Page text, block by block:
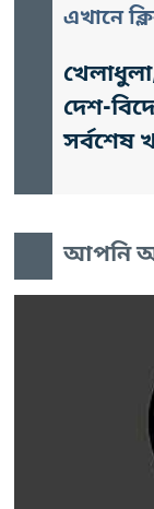
এখানে
দেশ-
সর্বশেষ
আপনি